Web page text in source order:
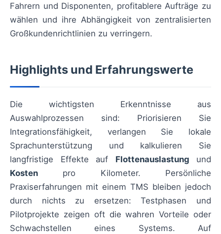
Fahrern und Disponenten, profitablere Aufträge zu
wählen und ihre Abhängigkeit von zentralisierten
Großkundenrichtlinien zu verringern.
Highlights und Erfahrungswerte
Die wichtigsten Erkenntnisse aus
Auswahlprozessen sind: Priorisieren Sie
Integrationsfähigkeit, verlangen Sie lokale
Sprachunterstützung und kalkulieren Sie
langfristige Effekte auf Flottenauslastung und
Kosten pro Kilometer. Persönliche
Praxiserfahrungen mit einem TMS bleiben jedoch
durch nichts zu ersetzen: Testphasen und
Pilotprojekte zeigen oft die wahren Vorteile oder
Schwachstellen eines Systems. Auf